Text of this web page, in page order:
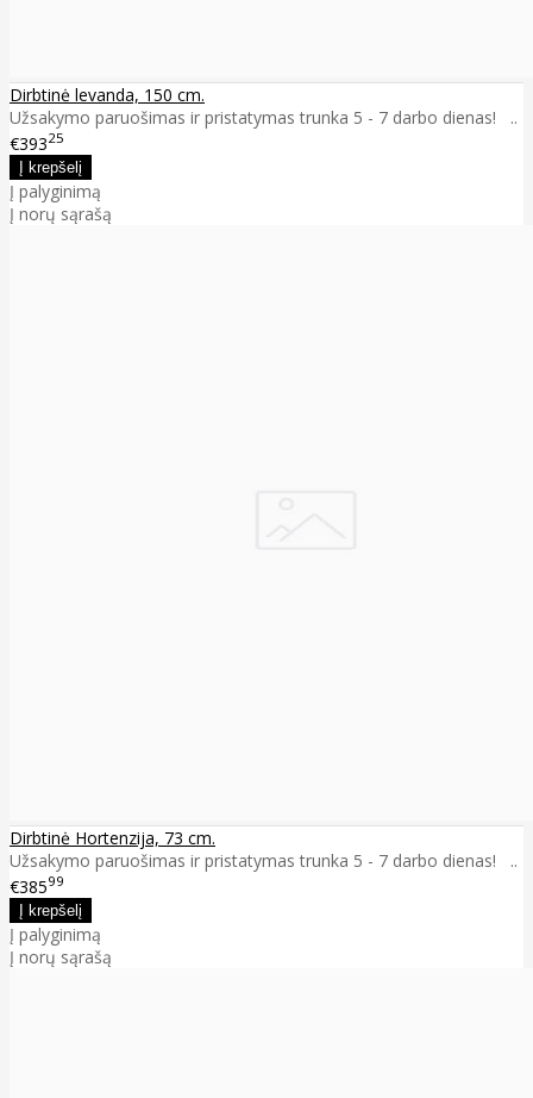
Dirbtinė levanda, 150 cm.
Užsakymo paruošimas ir pristatymas trunka 5 - 7 darbo dienas! ..
€39325
Į palyginimą
Į norų sąrašą
Dirbtinė Hortenzija, 73 cm.
Užsakymo paruošimas ir pristatymas trunka 5 - 7 darbo dienas! ..
€38599
Į palyginimą
Į norų sąrašą